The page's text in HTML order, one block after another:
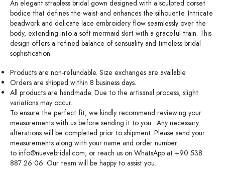
An elegant strapless bridal gown designed with a sculpted corset
bodice that defines the waist and enhances the silhouette. Intricate
beadwork and delicate lace embroidery flow seamlessly over the
body, extending into a soft mermaid skirt with a graceful train. This
design offers a refined balance of sensuality and timeless bridal
sophistication.
Products are non-refundable. Size exchanges are available.
Orders are shipped within 8 business days.
All products are handmade. Due to the artisanal process, slight
variations may occur.
To ensure the perfect fit, we kindly recommend reviewing your
measurements with us before sending it to you . Any necessary
alterations will be completed prior to shipment. Please send your
measurements along with your name and order number
to info@nuevebridal.com, or reach us on WhatsApp at +90 538
887 26 06. Our team will be happy to assist you.